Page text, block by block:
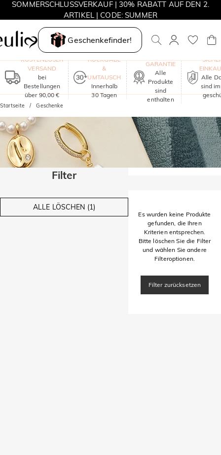
SOMMERSCHLUSSVERKAUF | 30% RABATT AUF DEN 2.
ARTIKEL | CODE: SUMMER
MOVE MY WAY | 3 KAUFEN, HALSKETTE GRATIS
Geschenkefinder!
KOSTENLOSER
VERSAND
bei
Bestellungen
über 90,00 €
RÜCKGABE
&
UMTAUSCH
Innerhalb
30 Tagen
GARANTIE
Alle
Produkte
sind
enthalten
Alle
sind
Startseite Geschenke
Filter
ALLE LÖSCHEN (1)
Es wurden keine Produkte
gefunden, die Ihren
Kriterien entsprechen.
Bitte löschen Sie die Filter
und wählen Sie andere
Filteroptionen.
Filter zurücksetzen